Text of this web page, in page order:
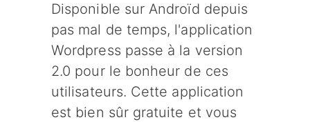
Disponible sur Androïd depuis
pas mal de temps, l'application
Wordpress passe à la version
2.0 pour le bonheur de ces
utilisateurs. Cette application
est bien sûr gratuite et vous